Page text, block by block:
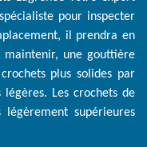
pour inspecter
il prendra en
une gouttière
plus solides par
Les crochets de
supérieures